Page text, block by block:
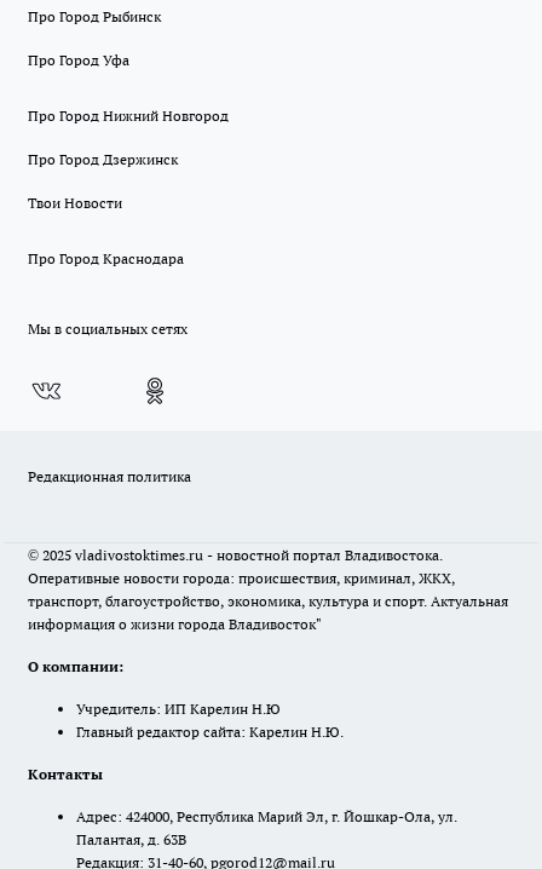
Про Город Рыбинск
Про Город Уфа
Про Город Нижний Новгород
Про Город Дзержинск
Твои Новости
Про Город Краснодара
Мы в социальных сетях
Редакционная политика
© 2025 vladivostoktimes.ru - новостной портал Владивостока.
Оперативные новости города: происшествия, криминал, ЖКХ,
транспорт, благоустройство, экономика, культура и спорт. Актуальная
информация о жизни города Владивосток"
О компании:
Учредитель: ИП Карелин Н.Ю
Главный редактор сайта: Карелин Н.Ю.
Контакты
Адрес: 424000, Республика Марий Эл, г. Йошкар-Ола, ул.
Палантая, д. 63В
Редакция: 31-40-60, pgorod12@mail.ru